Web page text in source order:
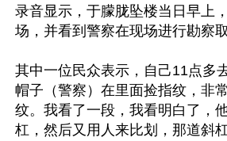
录音显示，于朦胧坠楼当日早上
场，并看到警察在现场进行勘察取
其中一位民众表示，自己11点多
帽子（警察）在里面捡指纹，非
纹。我看了一段，我看明白了，
杠，然后又用人来比划，那道斜